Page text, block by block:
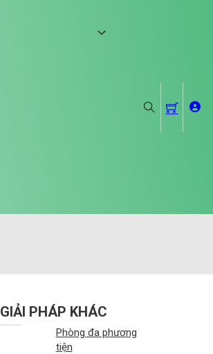
GIẢI PHÁP KHÁC
Phòng đa phương
tiện